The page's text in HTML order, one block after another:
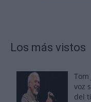
Los más vistos
voz
del